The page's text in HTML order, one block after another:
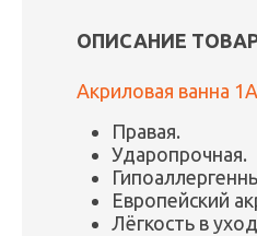
ОПИСАНИЕ
Акриловая ванна
Правая.
Ударопрочная.
Европейский
Лёгкость в